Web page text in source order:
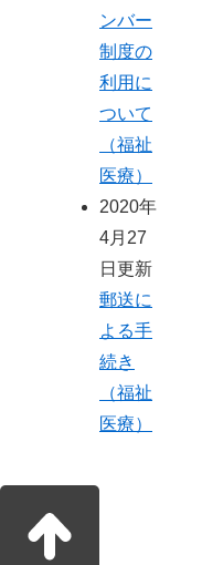
ンバー
制度の
利用に
ついて
（福祉
医療）
2020年
4月27
日更新
郵送に
よる手
続き
（福祉
医療）